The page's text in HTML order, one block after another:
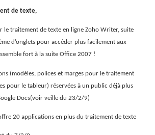
de texte,
le traitement de texte en ligne Zoho Writer, suite
d’onglets pour accéder plus facilement aux
fort à la suite Office 2007 !
(modèles, polices et marges pour le traitement
pour le tableur) réservées à un public déjà plus
Docs(voir veille du 23/2/9)
20 applications en plus du traitement de texte